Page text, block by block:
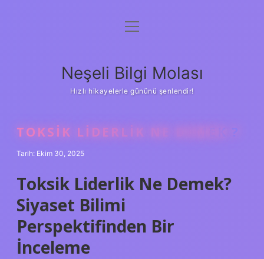
Anasayfa
Yasal Uyarı
menüyü
Neşeli Bilgi Molası
Hızlı hikayelerle gününü şenlendir!
TOKSIK LIDERLIK NE DEMEK ?
Tarih: Ekim 30, 2025
Toksik Liderlik Ne Demek?
Siyaset Bilimi
Perspektifinden Bir
İnceleme